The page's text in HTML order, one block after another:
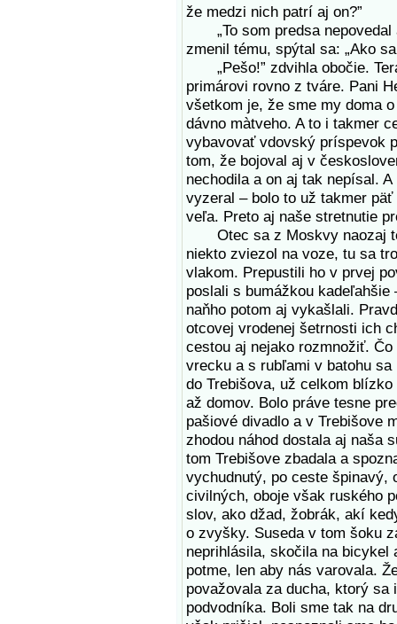
že medzi nich patrí aj on?”
„To som predsa nepovedal
zmenil tému, spýtal sa: „Ako
„Pešo!” zdvihla obočie.
primárovi rovno z tváre. Pani
všetkom je, že sme my doma
dávno màtveho. A to i takmer
vybavovať vdovský príspevok
tom, že bojoval aj v
nechodila a on aj tak nepísal.
vyzeral – bolo to už takmer
veľa. Preto aj naše stretnutie
Otec sa z Moskvy naozaj
niekto zviezol na voze, tu sa
vlakom. Prepustili ho v prvej
poslali s bumážkou
naňho potom aj vykašlali.
otcovej vrodenej šetrnosti ich
cestou aj nejako rozmnožiť.
vrecku a s rubľami v batohu
do Trebišova, už celkom
až domov. Bolo práve tesne
pašiové divadlo a v Trebišove
zhodou náhod dostala aj naša
tom Trebišove zbadala a
vychudnutý, po ceste špinavý,
civilných, oboje však ruského
slov, ako džad, žobrák, akí
o zvyšky. Suseda v tom šoku
neprihlásila, skočila na bicykel
potme, len aby nás varovala.
považovala za ducha, ktorý sa
podvodníka. Boli sme tak na